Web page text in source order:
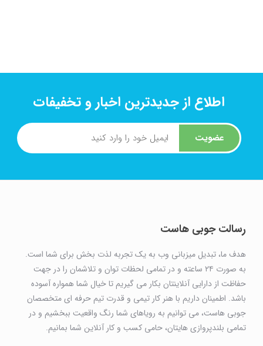
اطلاع از جدیدترین اخبار و تخفیفات
عضویت
رسالت جوبی هاست
هدف ما، تبدیل میزبانی وب به یک تجربه لذت بخش برای شما است.
به صورت ۲۴ ساعته و در تمامی لحظات توان و تلاشمان را در جهت
حفاظت از دارایی آنلاینتان بکار می گیریم تا خیال شما همواره آسوده
باشد. اطمینان داریم با هنر کار تیمی و قدرت تیم حرفه ای متخصصان
جوبی هاست، می توانیم به رویاهای شما رنگ واقعیت ببخشیم و در
تمامی بلندپروازی هایتان، حامی کسب و کار آنلاین شما بمانیم.